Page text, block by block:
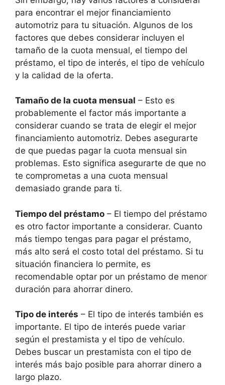
para encontrar el mejor financiamiento
automotriz para tu situación. Algunos de los
factores que debes considerar incluyen el
tamaño de la cuota mensual, el tiempo del
préstamo, el tipo de interés, el tipo de vehículo
y la calidad de la oferta.
Tamaño de la cuota mensual – Esto es
probablemente el factor más importante a
considerar cuando se trata de elegir el mejor
financiamiento automotriz. Debes asegurarte
de que puedas pagar la cuota mensual sin
problemas. Esto significa asegurarte de que no
te comprometas a una cuota mensual
demasiado grande para ti.
Tiempo del préstamo – El tiempo del préstamo
es otro factor importante a considerar. Cuanto
más tiempo tengas para pagar el préstamo,
más alto será el costo total del préstamo. Si tu
situación financiera lo permite, es
recomendable optar por un préstamo de menor
duración para ahorrar dinero.
Tipo de interés – El tipo de interés también es
importante. El tipo de interés puede variar
según el prestamista y el tipo de vehículo.
Debes buscar un prestamista con el tipo de
interés más bajo posible para ahorrar dinero a
largo plazo.